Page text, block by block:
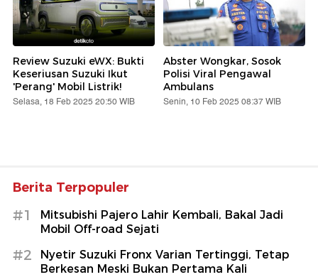
Review Suzuki eWX: Bukti
Keseriusan Suzuki Ikut
'Perang' Mobil Listrik!
Selasa, 18 Feb 2025 20:50 WIB
Abster Wongkar, Sosok
Polisi Viral Pengawal
Ambulans
Senin, 10 Feb 2025 08:37 WIB
Berita Terpopuler
#1
Mitsubishi Pajero Lahir Kembali, Bakal Jadi
Mobil Off-road Sejati
#2
Nyetir Suzuki Fronx Varian Tertinggi, Tetap
Berkesan Meski Bukan Pertama Kali